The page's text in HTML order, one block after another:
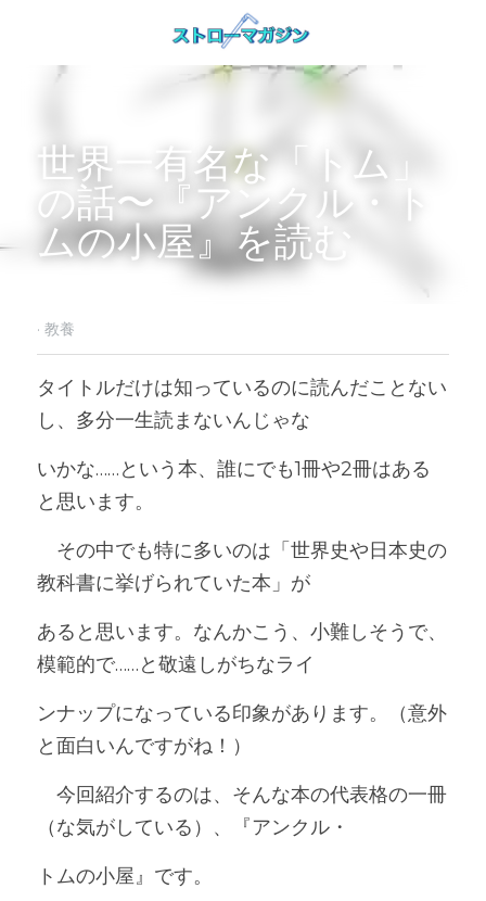
世界一有名な「トム」
の話〜『アンクル・ト
ムの小屋』を読む
· 教養
タイトルだけは知っているのに読んだことない
し、多分一生読まないんじゃな
いかな……という本、誰にでも1冊や2冊はある
と思います。
その中でも特に多いのは「世界史や日本史の
教科書に挙げられていた本」が
あると思います。なんかこう、小難しそうで、
模範的で……と敬遠しがちなライ
ンナップになっている印象があります。（意外
と面白いんですがね！）
今回紹介するのは、そんな本の代表格の一冊
（な気がしている）、『アンクル・
トムの小屋』です。